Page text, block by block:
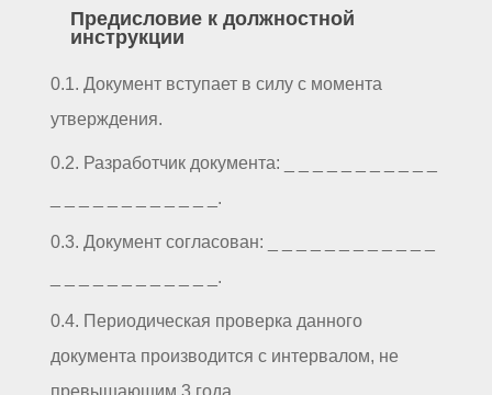
Предисловие к должностной
инструкции
0.1. Документ вступает в силу с момента
утверждения.
0.2. Разработчик документа: _ _ _ _ _ _ _ _ _ _ _
_ _ _ _ _ _ _ _ _ _ _ _.
0.3. Документ согласован: _ _ _ _ _ _ _ _ _ _ _ _
_ _ _ _ _ _ _ _ _ _ _ _.
0.4. Периодическая проверка данного
документа производится с интервалом, не
превышающим 3 года.